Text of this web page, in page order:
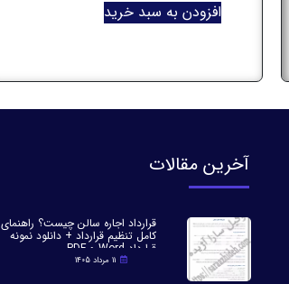
افزودن به سبد خرید
آخرین مقالات
قرارداد اجاره سالن چیست؟ راهنمای
کامل تنظیم قرارداد + دانلود نمونه
قرارداد Word و PDF
11 مرداد 1405